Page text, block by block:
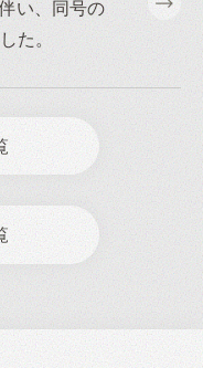
い、同号の
た。